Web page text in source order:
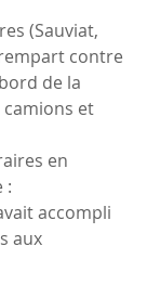
(Sauviat,
contre
de la
camions et
en
:
accompli
aux